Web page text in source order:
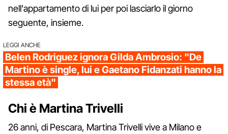
nell'appartamento di lui per poi lasciarlo il giorno
seguente, insieme.
LEGGI ANCHE
Belen Rodriguez ignora Gilda Ambrosio: "De
Martino è single, lui e Gaetano Fidanzati hanno la
stessa età"
Chi è Martina Trivelli
26 anni, di Pescara, Martina Trivelli vive a Milano e